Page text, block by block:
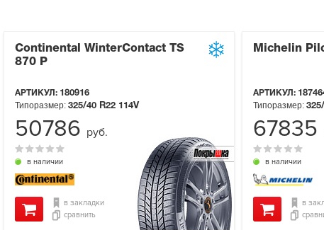
Continental WinterContact TS
870 P
АРТИКУЛ: 180916
в наличии
Типоразмер: 325/40 R22 114V
в закладки
сравнить
50786 руб.
Michelin
АРТИКУЛ:
в наличии
Типоразмер:
в
67835